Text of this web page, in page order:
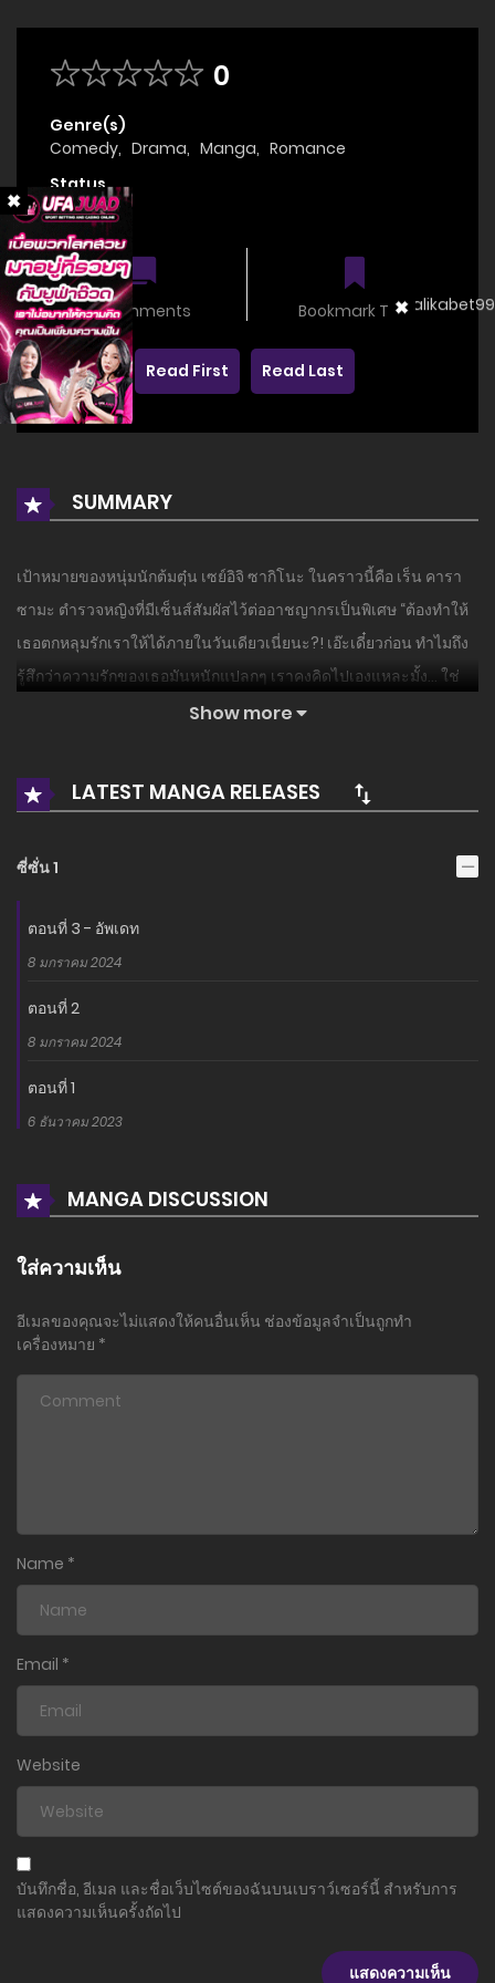
0
Genre(s)
Comedy, Drama, Manga, Romance
Status
OnGoing
0 comments Bookmark This
Read First Read Last
SUMMARY
เป้าหมายของหนุ่มนักต้มตุ๋น เซย์อิจิ ซากิโนะ ในคราวนี้คือ เร็น คารา
ซามะ ตำรวจหญิงที่มีเซ็นส์สัมผัสไว้ต่ออาชญากรเป็นพิเศษ “ต้องทำให้
เธอตกหลุมรักเราให้ได้ภายในวันเดียวเนี่ยนะ?! เอ๊ะเดี๋ยวก่อน ทำไมถึง
รู้สึกว่าความรักของเธอมันหนักแปลกๆ เราคงคิดไปเองแหละมั้ง… ใช่
Show more
LATEST MANGA RELEASES
ซี่ซั่น 1
ตอนที่ 3 - อัพเดท
8 มกราคม 2024
ตอนที่ 2
8 มกราคม 2024
ตอนที่ 1
6 ธันวาคม 2023
MANGA DISCUSSION
ใส่ความเห็น
อีเมลของคุณจะไม่แสดงให้คนอื่นเห็น ช่องข้อมูลจำเป็นถูกทำ
เครื่องหมาย *
Name *
Email *
Website
บันทึกชื่อ, อีเมล และชื่อเว็บไซต์ของฉันบนเบราว์เซอร์นี้ สำหรับการ
แสดงความเห็นครั้งถัดไป